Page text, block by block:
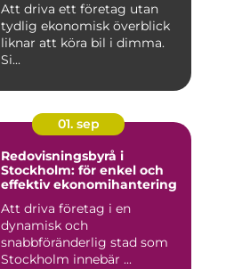
Att driva ett företag utan
tydlig ekonomisk överblick
liknar att köra bil i dimma.
Si...
01. sep
Redovisningsbyrå i
Stockholm: för enkel och
effektiv ekonomihantering
Att driva företag i en
dynamisk och
snabbföränderlig stad som
Stockholm innebär ...